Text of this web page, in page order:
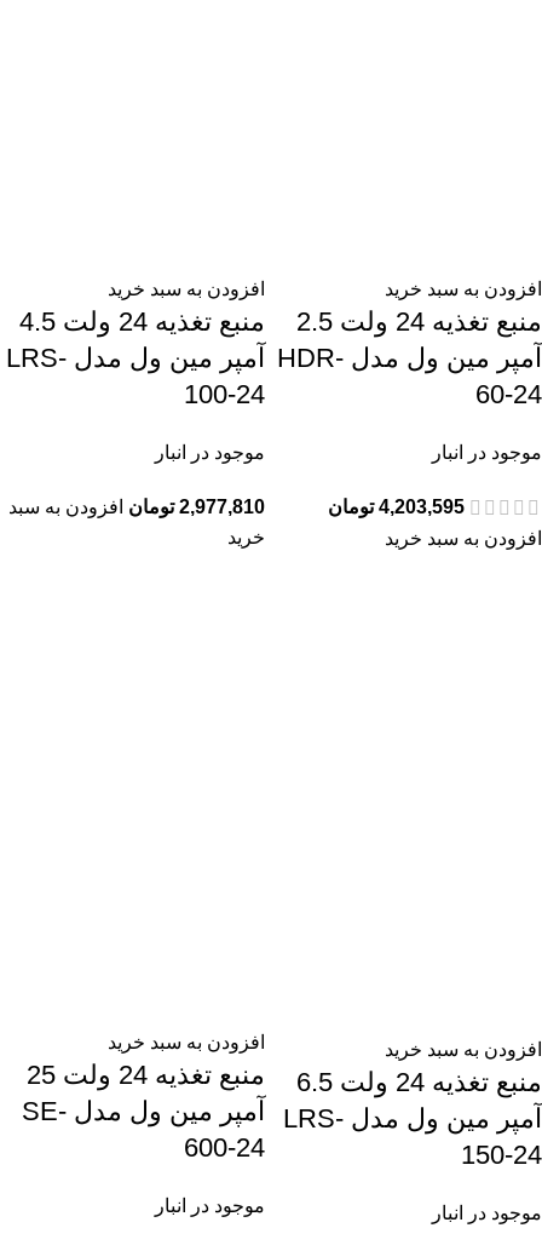
افزودن به سبد خرید
منبع تغذیه 24 ولت 2.5
آمپر مین ول مدل HDR-
60-24
موجود در انبار
4,203,595 تومان
افزودن به سبد خرید
افزودن به سبد خرید
منبع تغذیه 24 ولت 4.5
آمپر مین ول مدل LRS-
100-24
موجود در انبار
2,977,810 تومان افزودن به سبد
خرید
افزودن به سبد خرید
منبع تغذیه 24 ولت 6.5
آمپر مین ول مدل LRS-
150-24
موجود در انبار
افزودن به سبد خرید
منبع تغذیه 24 ولت 25
آمپر مین ول مدل SE-
600-24
موجود در انبار